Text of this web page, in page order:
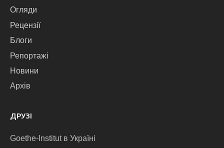
Огляди
Рецензії
Блоги
Репортажі
Новини
Архів
ДРУЗІ
Goethe-Institut в Україні